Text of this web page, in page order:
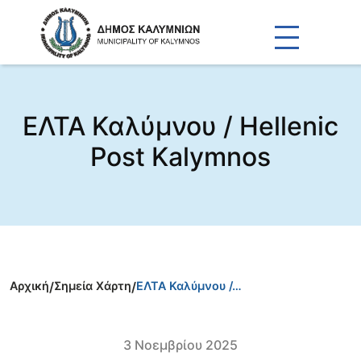
ΕΛΤΑ Καλύμνου / Hellenic
Post Kalymnos
Αρχική/Σημεία Χάρτη/ΕΛΤΑ Καλύμνου /…
3 Νοεμβρίου 2025